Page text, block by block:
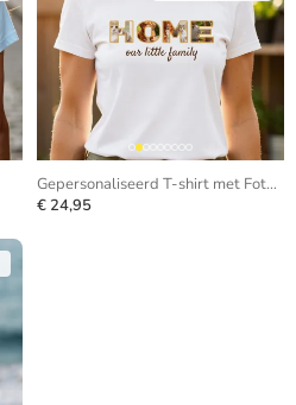
Gepersonaliseerd T-shirt met Foto in Letters
€ 24,95